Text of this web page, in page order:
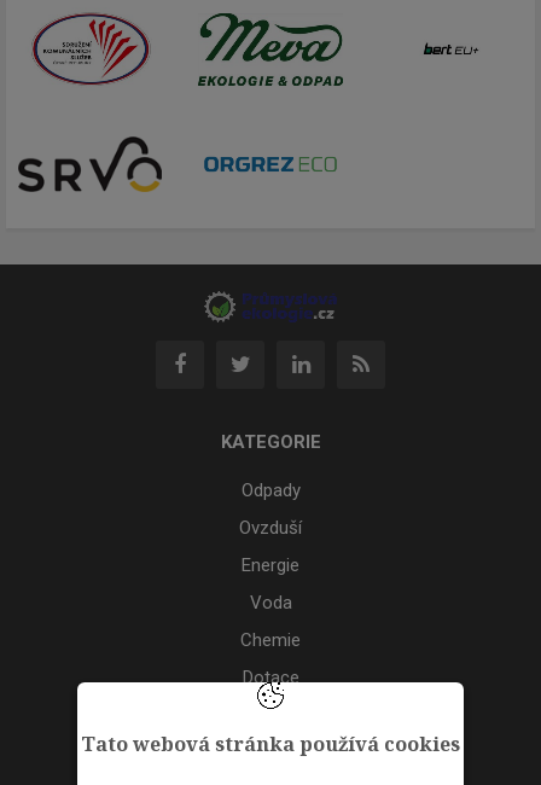
Tato webová stránka používá cookies
KATEGORIE
Odpady
Ovzduší
Energie
Voda
Chemie
Dotace
Akce